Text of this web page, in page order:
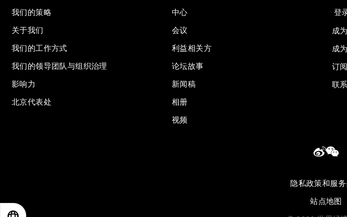
我们的策略
关于我们
我们的工作方式
我们的领导团队与组织治理
影响力
北京代表处
中心
会议
利益相关方
论坛故事
新闻稿
相册
视频
登
成
成
订
联
隐私政策和服
站点地图